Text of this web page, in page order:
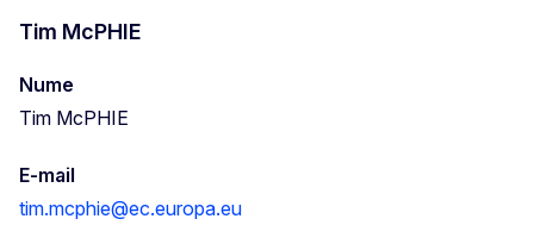
Tim McPHIE
Nume
Tim McPHIE
E-mail
tim.mcphie@ec.europa.eu